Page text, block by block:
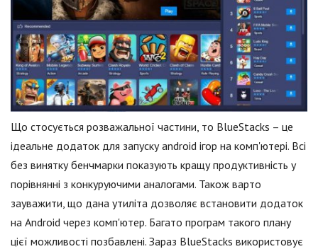
Що стосується розважальної частини, то BlueStacks – це
ідеальне додаток для запуску android ігор на комп'ютері. Всі
без винятку бенчмарки показують кращу продуктивність у
порівнянні з конкуруючими аналогами. Також варто
зауважити, що дана утиліта дозволяє встановити додаток
на Android через комп'ютер. Багато програм такого плану
цієї можливості позбавлені. Зараз BlueStacks використовує